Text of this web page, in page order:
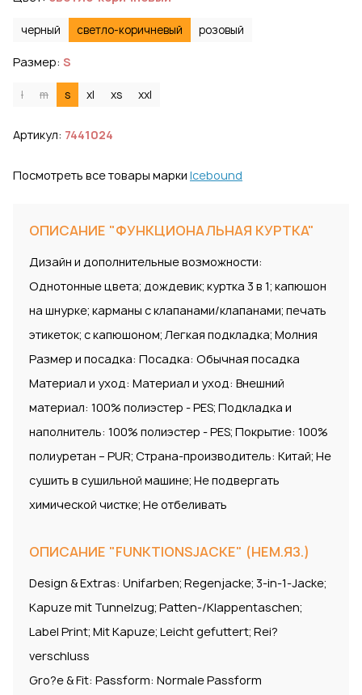
черный светло-коричневый розовый
Размер: S
l m s xl xs xxl
Артикул: 7441024
Посмотреть все товары марки Icebound
ОПИСАНИЕ "ФУНКЦИОНАЛЬНАЯ КУРТКА"
Дизайн и дополнительные возможности:
Однотонные цвета; дождевик; куртка 3 в 1; капюшон
на шнурке; карманы с клапанами/клапанами; печать
этикеток; с капюшоном; Легкая подкладка; Молния
Размер и посадка: Посадка: Обычная посадка
Материал и уход: Материал и уход: Внешний
материал: 100% полиэстер - PES; Подкладка и
наполнитель: 100% полиэстер - PES; Покрытие: 100%
полиуретан – PUR; Страна-производитель: Китай; Не
сушить в сушильной машине; Не подвергать
химической чистке; Не отбеливать
ОПИСАНИЕ "FUNKTIONSJACKE" (НЕМ.ЯЗ.)
Design & Extras: Unifarben; Regenjacke; 3-in-1-Jacke;
Kapuze mit Tunnelzug; Patten-/Klappentaschen;
Label Print; Mit Kapuze; Leicht gefuttert; Rei?
verschluss
Gro?e & Fit: Passform: Normale Passform